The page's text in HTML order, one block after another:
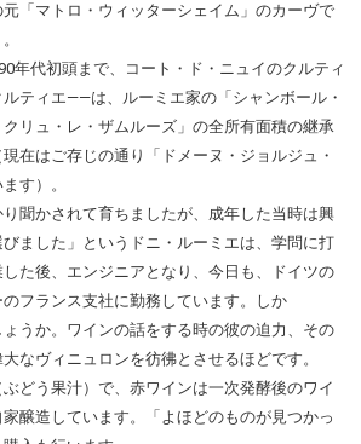
「マトロ・ウィッターシェイム」のカーヴで
年代初頭まで、コート・ド・ニュイのクルティ
ティエ――は、ルーミエ家の「シャンボール・
リュ・レ・ザムルーズ」の全所有面積の継承
在はご存じの通り「ドメーヌ・ジョルジュ・
す）。
り聞かされて育ちましたが、成年した当時は興
ました」というドニ・ルーミエは、学問に打
た後、エンジニアとなり、今日も、ドイツの
フランス支社に勤務しています。しか
うか。ワインの話をする時の彼の迫力、その
なヴィニュロンを彷彿とさせるほどです。
どう果汁）で、赤ワインは一次発酵後のワイ
醸造しています。「よほどのものが見つかっ